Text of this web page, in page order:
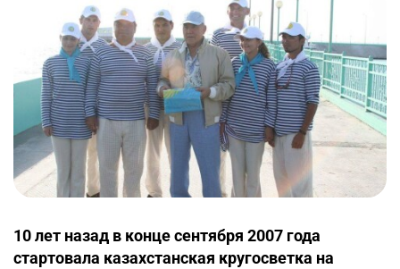
10 лет назад в конце сентября 2007 года
стартовала казахстанская кругосветка на